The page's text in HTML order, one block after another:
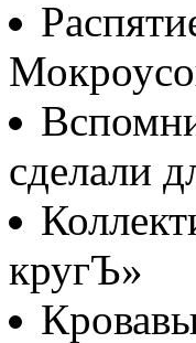
сделали
кругЪ»